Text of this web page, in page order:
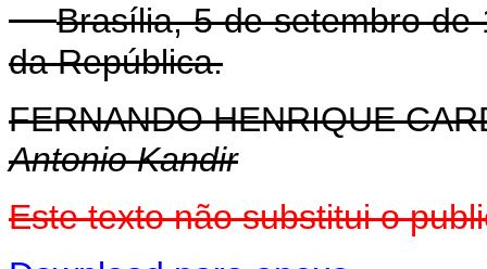
Brasília, 5 de setembro de
da República.
FERNANDO HENRIQUE
Antonio Kandir
Este texto não substitui o